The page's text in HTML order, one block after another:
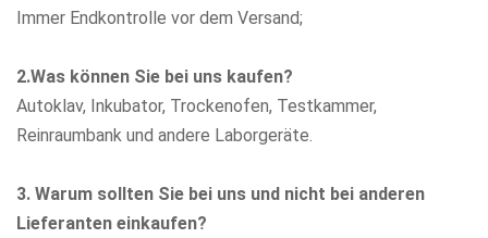
Immer Endkontrolle vor dem Versand;
2.Was können Sie bei uns kaufen?
Autoklav, Inkubator, Trockenofen, Testkammer,
Reinraumbank und andere Laborgeräte.
3. Warum sollten Sie bei uns und nicht bei anderen
Lieferanten einkaufen?